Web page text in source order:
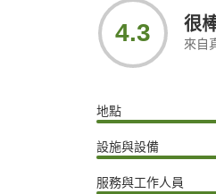
4.3 很
來自
地點
設施與設備
服務與工作人員